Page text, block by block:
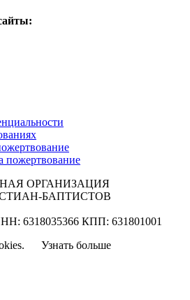
пожертвование
ОРГАНИЗАЦИЯ
БАПТИСТОВ
6318035366 КПП: 631801001
Узнать больше